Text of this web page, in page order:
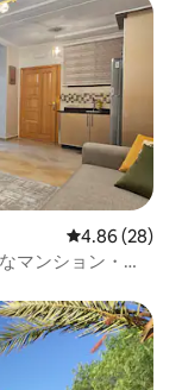
レビュー28
4.86 (28)
マンション・ア